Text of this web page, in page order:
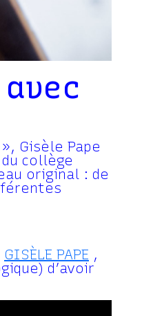
Gisèle Pape
collège
original : de
GISÈLE PAPE ,
d’avoir